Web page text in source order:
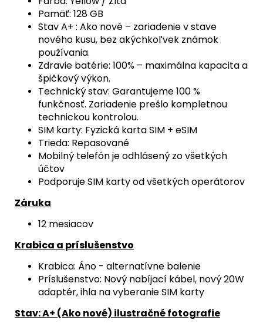
Pamäť: 128 GB
Stav A+ : Ako nové – zariadenie v stave
nového kusu, bez akýchkoľvek známok
používania.
Zdravie batérie: 100% – maximálna kapacita a
špičkový výkon.
Technický stav: Garantujeme 100 %
funkčnosť. Zariadenie prešlo kompletnou
technickou kontrolou.
SIM karty: Fyzická karta SIM + eSIM
Trieda: Repasované
Mobilný telefón je odhlásený zo všetkých
účtov
Podporuje SIM karty od všetkých operátorov
Záruka
12 mesiacov
Krabica a príslušenstvo
Krabica: Áno - alternatívne balenie
Príslušenstvo: Nový nabíjací kábel, nový 20W
adaptér, ihla na vyberanie SIM karty
Stav: A+ (Ako nové) ilustračné fotografie